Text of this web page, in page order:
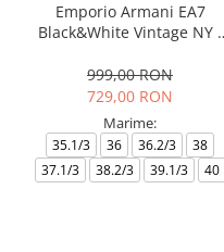
Emporio Armani EA7
Black&White Vintage NY -
999,00 RON
729,00 RON
Marime:
35.1/3 36 36.2/3
38
37.1/3
38.2/3 39.1/3 40